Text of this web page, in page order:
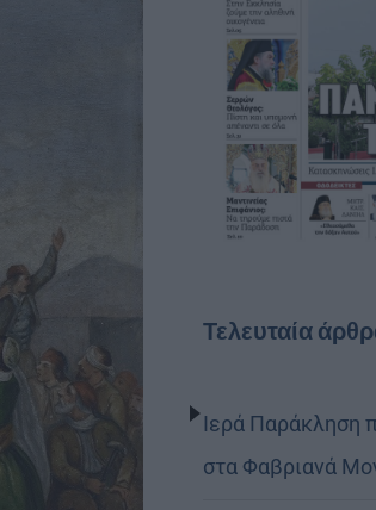
Τελευταία
Ιερά Παράκληση
στα Φαβριανά